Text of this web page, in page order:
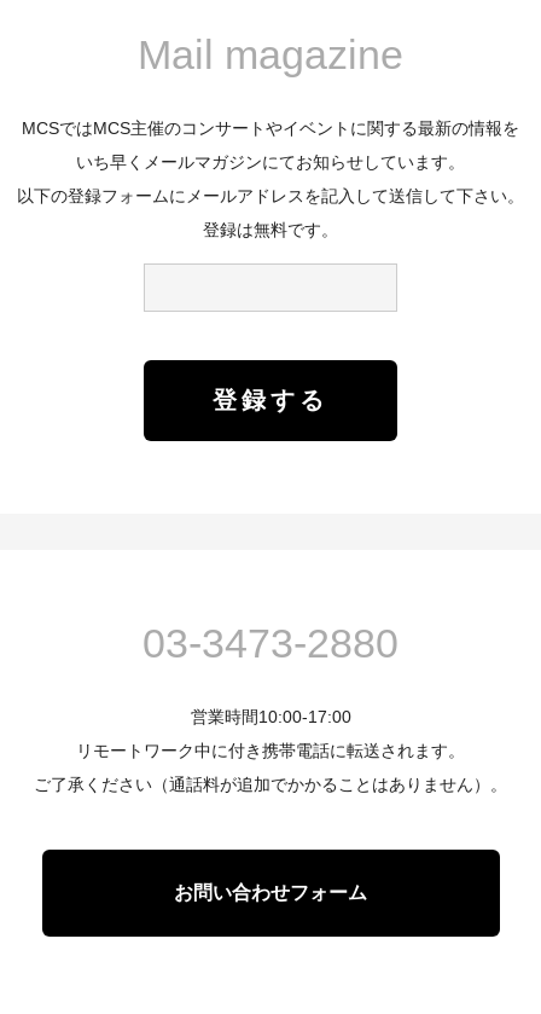
Mail magazine
MCSではMCS主催のコンサートやイベントに関する最新の情報を
いち早くメールマガジンにてお知らせしています。
以下の登録フォームにメールアドレスを記入して送信して下さい。
登録は無料です。
03-3473-2880
営業時間10:00-17:00
リモートワーク中に付き携帯電話に転送されます。
ご了承ください（通話料が追加でかかることはありません）。
お問い合わせフォーム